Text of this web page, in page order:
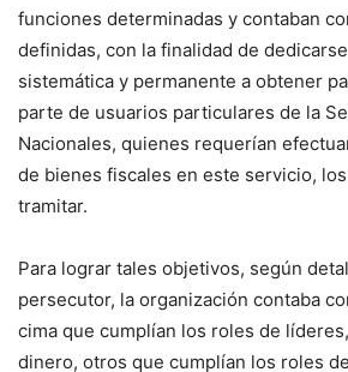
funciones determinadas y contaban
definidas, con la finalidad de
sistemática y permanente a obtener
parte de usuarios particulares de la
Nacionales, quienes requerían
de bienes fiscales en este servicio,
tramitar.
Para lograr tales objetivos, según
persecutor, la organización contaba
cima que cumplían los roles de
dinero, otros que cumplían los roles